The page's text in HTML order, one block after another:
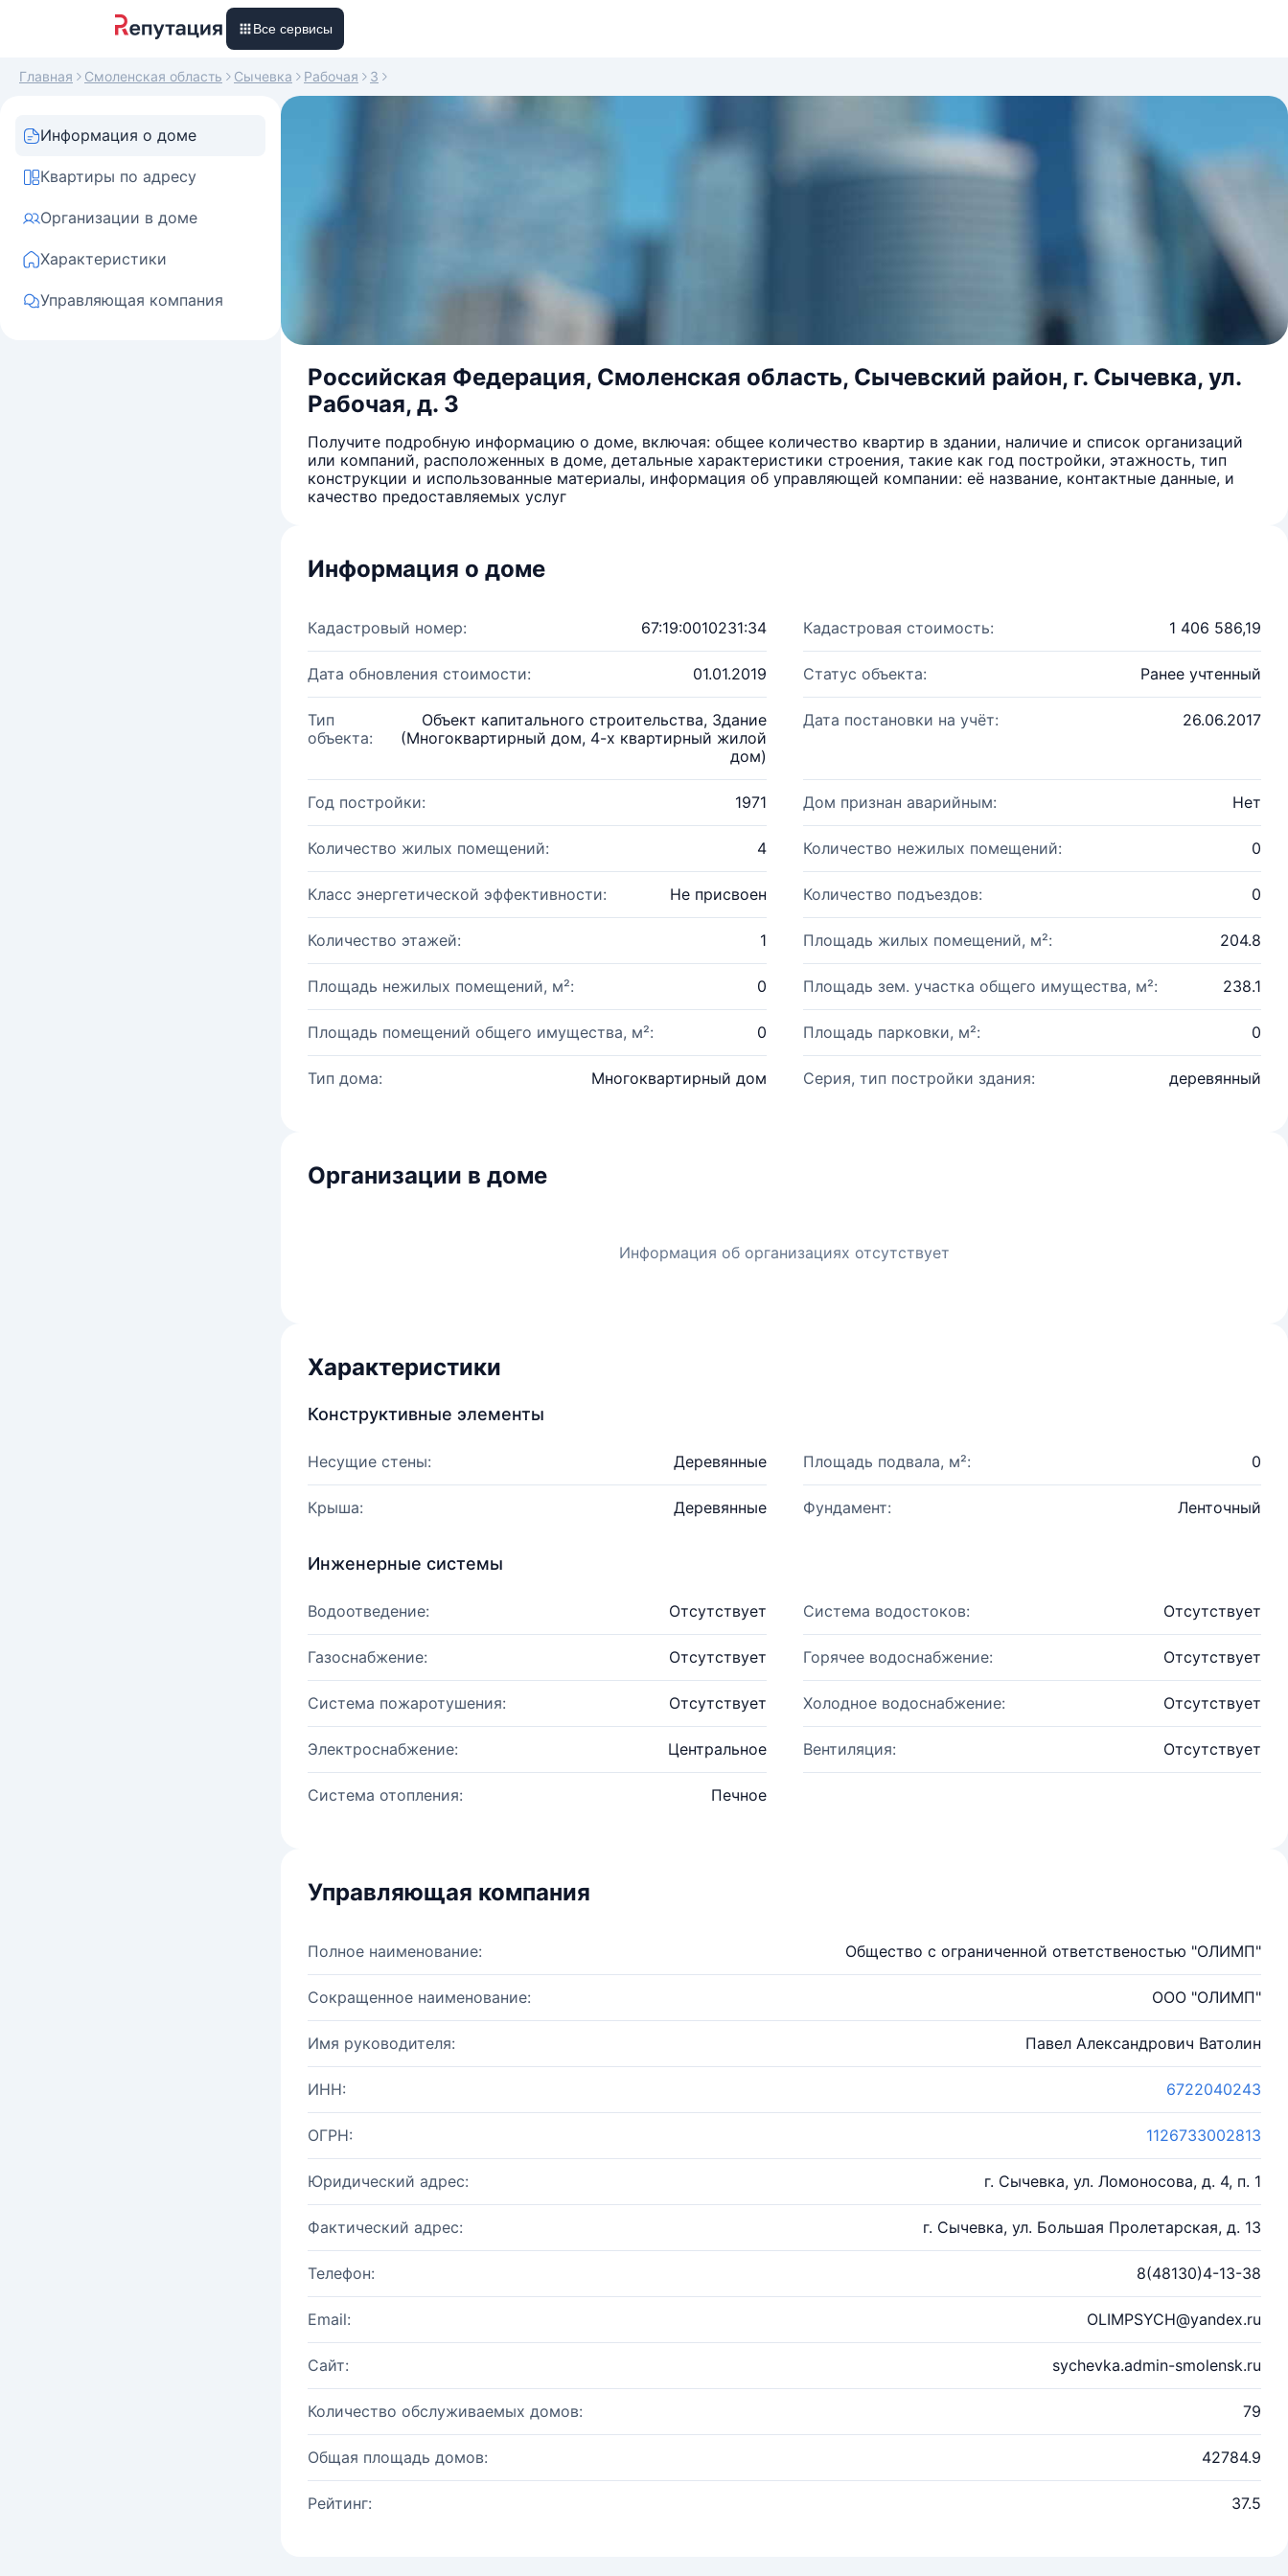
Все сервисы
Главная Смоленская область Сычевка Рабочая 3
Информация о доме
Квартиры по адресу
Организации в доме
Характеристики
Управляющая компания
Российская Федерация, Смоленская область, Сычевский район, г. Сычевка, ул.
Рабочая, д. 3
Получите подробную информацию о доме, включая: общее количество квартир в здании, наличие и список организаций
или компаний, расположенных в доме, детальные характеристики строения, такие как год постройки, этажность, тип
конструкции и использованные материалы, информация об управляющей компании: её название, контактные данные, и
качество предоставляемых услуг
Информация о доме
Кадастровый номер: 67:19:0010231:34 Кадастровая стоимость: 1 406 586,19
Дата обновления стоимости: 01.01.2019 Статус объекта: Ранее учтенный
Тип
объекта:
Объект капитального строительства, Здание
(Многоквартирный дом, 4-х квартирный жилой
дом)
Дата постановки на учёт: 26.06.2017
Год постройки: 1971 Дом признан аварийным: Нет
Количество жилых помещений: 4 Количество нежилых помещений: 0
Класс энергетической эффективности: Не присвоен Количество подъездов: 0
Количество этажей: 1 Площадь жилых помещений, м²: 204.8
Площадь нежилых помещений, м²: 0 Площадь зем. участка общего имущества, м²: 238.1
Площадь помещений общего имущества, м²: 0 Площадь парковки, м²: 0
Тип дома: Многоквартирный дом Серия, тип постройки здания: деревянный
Организации в доме
Информация об организациях отсутствует
Характеристики
Конструктивные элементы
Несущие стены: Деревянные Площадь подвала, м²: 0
Крыша: Деревянные Фундамент: Ленточный
Инженерные системы
Водоотведение: Отсутствует Система водостоков: Отсутствует
Газоснабжение: Отсутствует Горячее водоснабжение: Отсутствует
Система пожаротушения: Отсутствует Холодное водоснабжение: Отсутствует
Электроснабжение: Центральное Вентиляция: Отсутствует
Система отопления: Печное
Управляющая компания
Полное наименование: Общество с ограниченной ответственостью "ОЛИМП"
Сокращенное наименование: ООО "ОЛИМП"
Имя руководителя: Павел Александрович Ватолин
ИНН: 6722040243
ОГРН: 1126733002813
Юридический адрес: г. Сычевка, ул. Ломоносова, д. 4, п. 1
Фактический адрес: г. Сычевка, ул. Большая Пролетарская, д. 13
Телефон: 8(48130)4-13-38
Email: OLIMPSYCH@yandex.ru
Сайт: sychevka.admin-smolensk.ru
Количество обслуживаемых домов: 79
Общая площадь домов: 42784.9
Рейтинг: 37.5